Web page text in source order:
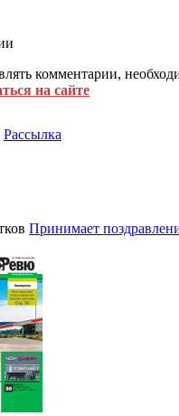
комментарии,
на сайте
Рассылка
Принимает